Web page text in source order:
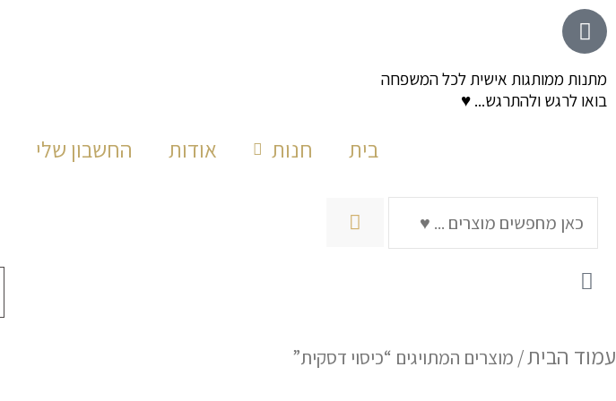
לתוכן
דילוג
לתוכן
מתנות ממותגות אישית לכל המשפחה
בואו לרגש ולהתרגש... ♥
בית חנות אודות החשבון שלי
חיפוש
עמוד הבית/ מוצרים המתויגים “כיסוי דסקית”